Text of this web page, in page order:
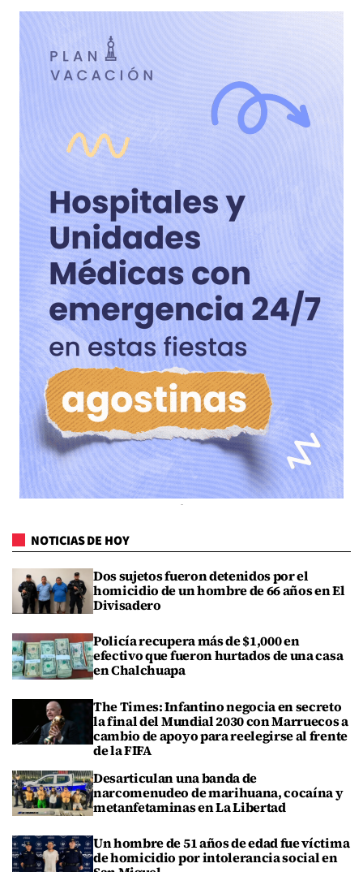
NOTICIAS DE HOY
Dos sujetos fueron detenidos por el
homicidio de un hombre de 66 años en El
Divisadero
Policía recupera más de $1,000 en
efectivo que fueron hurtados de una casa
en Chalchuapa
The Times: Infantino negocia en secreto
la final del Mundial 2030 con Marruecos a
cambio de apoyo para reelegirse al frente
de la FIFA
Desarticulan una banda de
narcomenudeo de marihuana, cocaína y
metanfetaminas en La Libertad
Un hombre de 51 años de edad fue víctima
de homicidio por intolerancia social en